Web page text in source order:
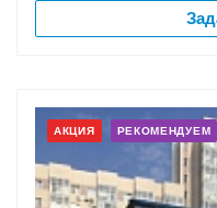
АКЦИЯ РЕКОМЕНДУЕМ